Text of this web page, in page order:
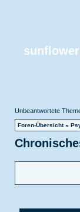
Unbeantwortete
Foren-Übersicht»